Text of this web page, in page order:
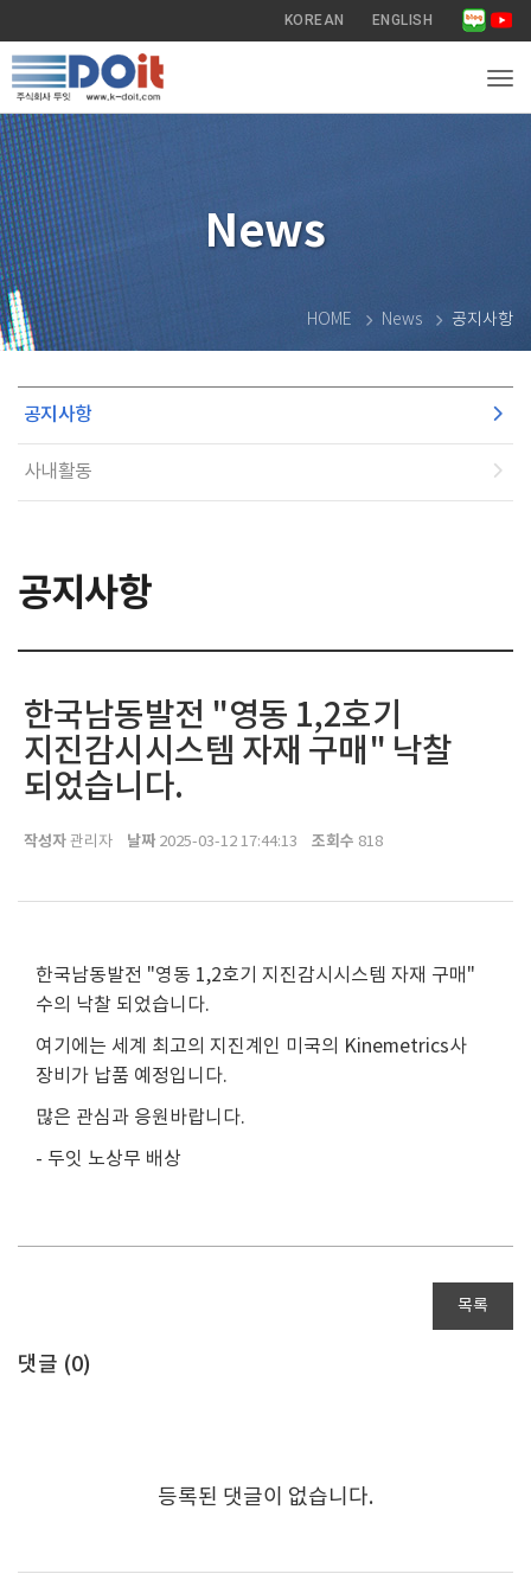
KOREAN ENGLISH
News
HOME News 공지사항
공지사항
사내활동
공지사항
한국남동발전 "영동 1,2호기
지진감시시스템 자재 구매" 낙찰
되었습니다.
작성자 관리자 날짜 2025-03-12 17:44:13 조회수 818
한국남동발전 "영동 1,2호기 지진감시시스템 자재 구매"
수의 낙찰 되었습니다.
여기에는 세계 최고의 지진계인 미국의 Kinemetrics사
장비가 납품 예정입니다.
많은 관심과 응원바랍니다.
- 두잇 노상무 배상
목록
댓글 (0)
등록된 댓글이 없습니다.